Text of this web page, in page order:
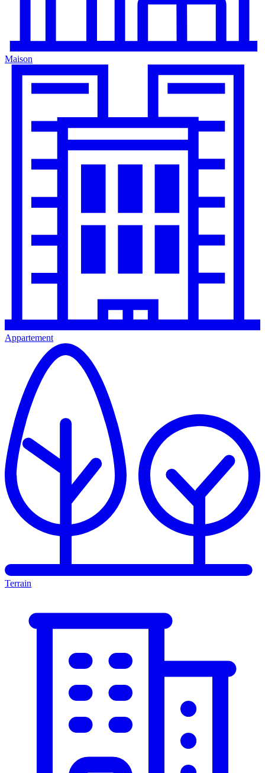
Maison
Appartement
Terrain